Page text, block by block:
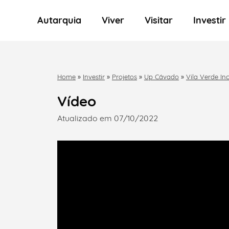
Autarquia Viver Visitar Investir
Home» Investir» Projetos» Up Cávado» Vila Verde
Vídeo
Atualizado em 07/10/2022